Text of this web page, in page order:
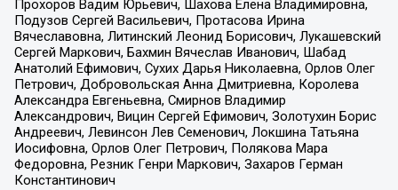
Прохоров Вадим Юрьевич, Шахова Елена Владимировна,
Подузов Сергей Васильевич, Протасова Ирина
Вячеславовна, Литинский Леонид Борисович, Лукашевский
Сергей Маркович, Бахмин Вячеслав Иванович, Шабад
Анатолий Ефимович, Сухих Дарья Николаевна, Орлов Олег
Петрович, Добровольская Анна Дмитриевна, Королева
Александра Евгеньевна, Смирнов Владимир
Александрович, Вицин Сергей Ефимович, Золотухин Борис
Андреевич, Левинсон Лев Семенович, Локшина Татьяна
Иосифовна, Орлов Олег Петрович, Полякова Мара
Федоровна, Резник Генри Маркович, Захаров Герман
Константинович